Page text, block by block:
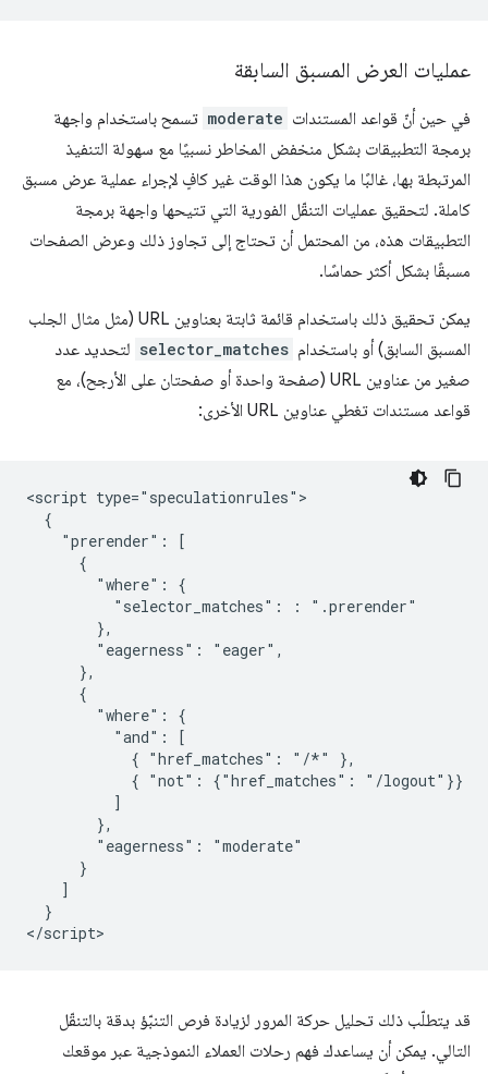
عمليات العرض المسبق السابقة
في حين أنّ قواعد المستندات moderate تسمح باستخدام واجهة
برمجة التطبيقات بشكل منخفض المخاطر نسبيًا مع سهولة التنفيذ
المرتبطة بها، غالبًا ما يكون هذا الوقت غير كافٍ لإجراء عملية عرض مسبق
كاملة. لتحقيق عمليات التنقّل الفورية التي تتيحها واجهة برمجة
التطبيقات هذه، من المحتمل أن تحتاج إلى تجاوز ذلك وعرض الصفحات
مسبقًا بشكل أكثر حماسًا.
يمكن تحقيق ذلك باستخدام قائمة ثابتة بعناوين URL (مثل مثال الجلب
المسبق السابق) أو باستخدام selector_matches لتحديد عدد
صغير من عناوين URL (صفحة واحدة أو صفحتان على الأرجح)، مع
قواعد مستندات تغطي عناوين URL الأخرى:
<script type="speculationrules">
  {
    "prerender": [
      {
        "where": {
          "selector_matches": : ".prerender"
        },
        "eagerness": "eager",
      },
      {
        "where": {
          "and": [
            { "href_matches": "/*" },
            { "not": {"href_matches": "/logout"}}
          ]
        },
        "eagerness": "moderate"
      }
    ]
  }
قد يتطلّب ذلك تحليل حركة المرور لزيادة فرص التنبّؤ بدقة بالتنقّل
التالي. يمكن أن يساعدك فهم رحلات العملاء النموذجية عبر موقعك